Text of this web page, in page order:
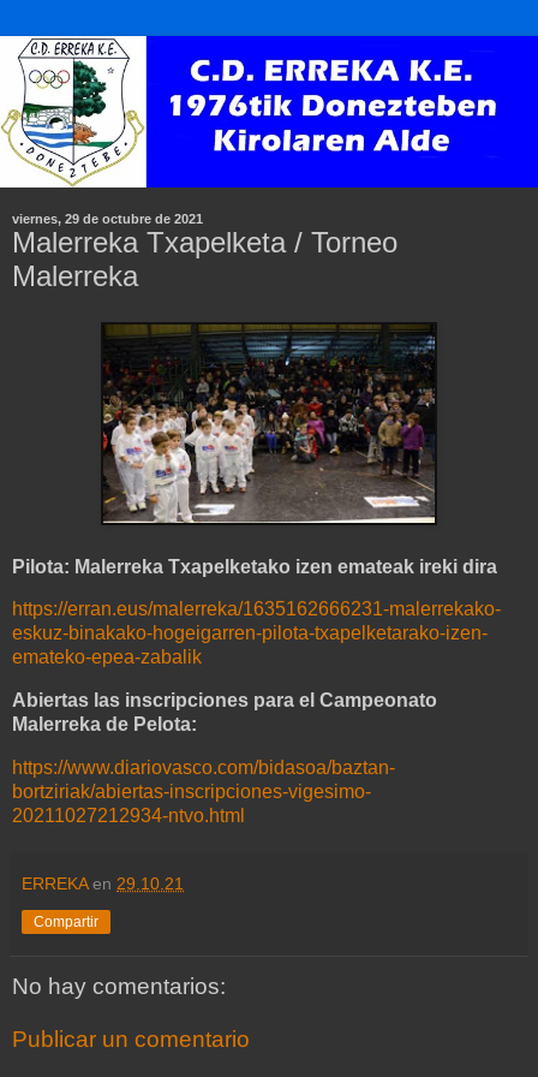
viernes, 29 de octubre de 2021
Malerreka Txapelketa / Torneo
Malerreka
Pilota: Malerreka Txapelketako izen emateak ireki dira
https://erran.eus/malerreka/1635162666231-malerrekako-
eskuz-binakako-hogeigarren-pilota-txapelketarako-izen-
emateko-epea-zabalik
Abiertas las inscripciones para el Campeonato
Malerreka de Pelota:
https://www.diariovasco.com/bidasoa/baztan-
bortziriak/abiertas-inscripciones-vigesimo-
20211027212934-ntvo.html
ERREKA en 29.10.21
Compartir
No hay comentarios:
Publicar un comentario